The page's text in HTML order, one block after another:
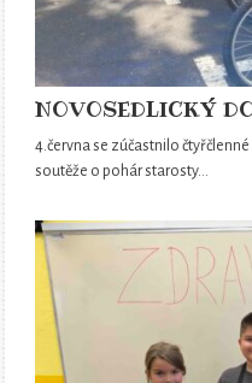
NOVOSEDLICKÝ
4.června se zúčastnilo
soutěže o pohár starosty…